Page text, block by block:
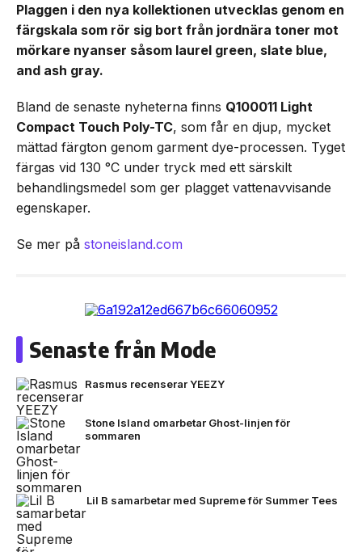
Plaggen i den nya kollektionen utvecklas genom en
färgskala som rör sig bort från jordnära toner mot
mörkare nyanser såsom laurel green, slate blue,
and ash gray.
Bland de senaste nyheterna finns Q100011 Light
Compact Touch Poly-TC, som får en djup, mycket
mättad färgton genom garment dye-processen. Tyget
färgas vid 130 °C under tryck med ett särskilt
behandlingsmedel som ger plagget vattenavvisande
egenskaper.
Se mer på stoneisland.com
Senaste från Mode
Rasmus recenserar YEEZY
Stone Island omarbetar Ghost-linjen för
sommaren
Lil B samarbetar med Supreme för Summer Tees